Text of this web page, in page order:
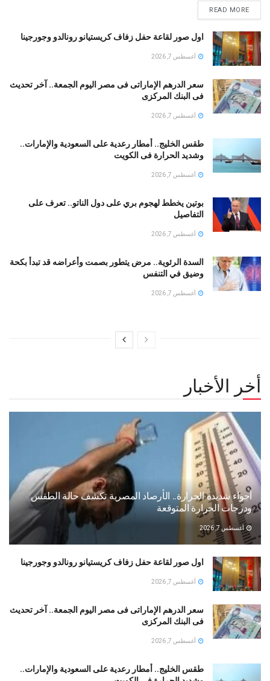
READ MORE
اول صور لقاعة حفل زفاف كريستيانو رونالدو وجورجينا
أغسطس 7, 2026
سعر الدرهم الإماراتى فى مصر اليوم الجمعة.. آخر تحديث
فى البنك المركزى
أغسطس 7, 2026
طقس الخليج.. أمطار رعدية على السعودية والإمارات..
وشديد الحرارة فى الكويت
أغسطس 7, 2026
بوتين يخطط لهجوم بري على دول الناتو.. تعرف على
التفاصيل
أغسطس 7, 2026
السدة الرئوية.. مرض يتطور بصمت وأعراضه قد تبدأ بكحة
وضيق في التنفس
أغسطس 7, 2026
أخر الأخبار
أجواء شديدة الحرارة.. الأرصاد المصرية تكشف حالة الطقس
ودرجات الحرارة المتوقعة
أغسطس 7, 2026
اول صور لقاعة حفل زفاف كريستيانو رونالدو وجورجينا
أغسطس 7, 2026
سعر الدرهم الإماراتى فى مصر اليوم الجمعة.. آخر تحديث
فى البنك المركزى
أغسطس 7, 2026
طقس الخليج.. أمطار رعدية على السعودية والإمارات..